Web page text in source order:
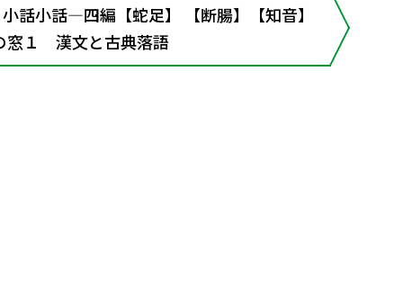
話小話―四編【蛇足】 【断腸】【知音】
窓１ 漢文と古典落語